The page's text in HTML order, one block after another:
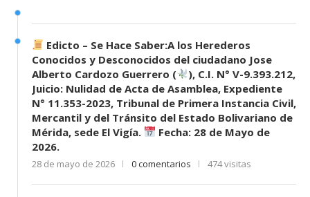
Edicto – Se Hace Saber:A los Herederos
Conocidos y Desconocidos del ciudadano Jose
Alberto Cardozo Guerrero (
), C.I. N° V-9.393.212,
Juicio: Nulidad de Acta de Asamblea, Expediente
N° 11.353-2023, Tribunal de Primera Instancia Civil,
Mercantil y del Tránsito del Estado Bolivariano de
Mérida, sede El Vigía.
Fecha: 28 de Mayo de
2026.
28 de mayo de 2026 0 comentarios 474 visitas